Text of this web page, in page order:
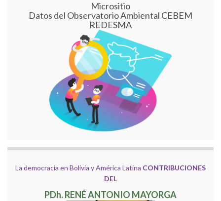
Micrositio
Datos del Observatorio Ambiental CEBEM
REDESMA
La democracia en Bolivia y América Latina CONTRIBUCIONES
DEL
PDh. RENÉ ANTONIO MAYORGA